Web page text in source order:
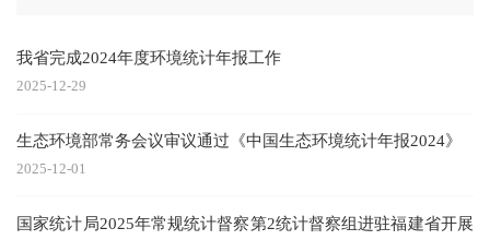
我省完成2024年度环境统计年报工作
2025-12-29
生态环境部常务会议审议通过《中国生态环境统计年报2024》
2025-12-01
国家统计局2025年常规统计督察第2统计督察组进驻福建省开展